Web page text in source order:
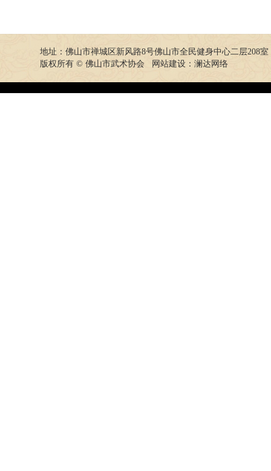
地址：佛山市禅城区新风路8号佛山市全民健身中心二层208室
版权所有 © 佛山市武术协会 网站建设： 澜达网络